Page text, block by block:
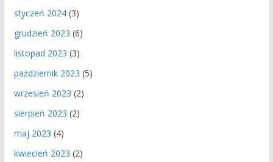
styczeń 2024(3)
grudzień 2023 (6)
listopad 2023 (3)
październik 2023 (5)
wrzesień 2023 (2)
sierpień 2023 (2)
maj 2023 (4)
kwiecień 2023 (2)